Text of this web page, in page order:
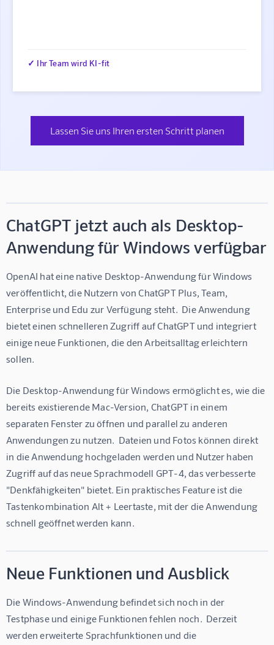
✓ Ihr Team wird KI-fit
Lassen Sie uns Ihren ersten Schritt planen
ChatGPT jetzt auch als Desktop-
Anwendung für Windows verfügbar
OpenAI hat eine native Desktop-Anwendung für Windows
veröffentlicht, die Nutzern von ChatGPT Plus, Team,
Enterprise und Edu zur Verfügung steht.  Die Anwendung
bietet einen schnelleren Zugriff auf ChatGPT und integriert
einige neue Funktionen, die den Arbeitsalltag erleichtern
sollen.
Die Desktop-Anwendung für Windows ermöglicht es, wie die
bereits existierende Mac-Version, ChatGPT in einem
separaten Fenster zu öffnen und parallel zu anderen
Anwendungen zu nutzen.  Dateien und Fotos können direkt
in die Anwendung hochgeladen werden und Nutzer haben
Zugriff auf das neue Sprachmodell GPT-4, das verbesserte
"Denkfähigkeiten" bietet. Ein praktisches Feature ist die
Tastenkombination Alt + Leertaste, mit der die Anwendung
schnell geöffnet werden kann.
Neue Funktionen und Ausblick
Die Windows-Anwendung befindet sich noch in der
Testphase und einige Funktionen fehlen noch.  Derzeit
werden erweiterte Sprachfunktionen und die